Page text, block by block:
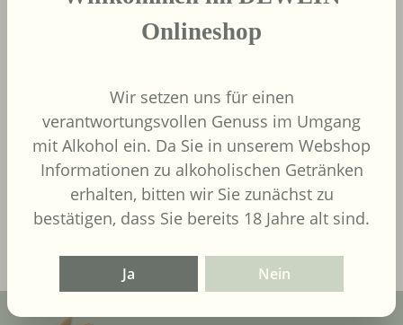
Regulärer Preis:
9,00 €
Inhalt:
(12,00 € / 1
Liter)UVP9,90 €
In den Warenkorb
Onlineshop
Wir setzen uns für einen
verantwortungsvollen Genuss im Umgang
mit Alkohol ein. Da Sie in unserem Webshop
Informationen zu alkoholischen Getränken
erhalten, bitten wir Sie zunächst zu
bestätigen, dass Sie bereits 18 Jahre alt sind.
Ja Nein